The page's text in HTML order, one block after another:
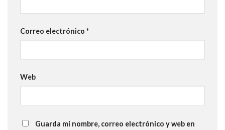
Correo electrónico *
Web
Guarda mi nombre, correo electrónico y web en